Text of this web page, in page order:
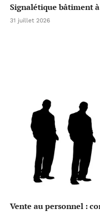
Signalétique bâtiment
31 juillet 2026
Vente au personnel :